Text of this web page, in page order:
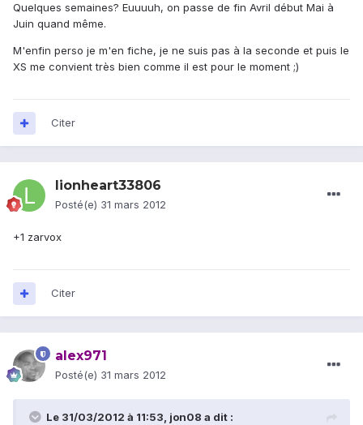
Quelques semaines? Euuuuh, on passe de fin Avril début Mai à
Juin quand même.
M'enfin perso je m'en fiche, je ne suis pas à la seconde et puis le
XS me convient très bien comme il est pour le moment ;)
Citer
lionheart33806
Posté(e) 31 mars 2012
+1 zarvox
Citer
alex971
Posté(e) 31 mars 2012
Le 31/03/2012 à 11:53, jon08 a dit :